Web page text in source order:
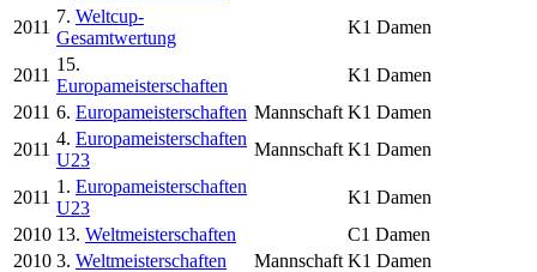
2011
7. Weltcup-
Gesamtwertung
K1 Damen
2011
15.
Europameisterschaften
K1 Damen
2011 6. Europameisterschaften Mannschaft K1 Damen
2011
4. Europameisterschaften
U23
Mannschaft K1 Damen
2011
1. Europameisterschaften
U23
K1 Damen
2010 13. Weltmeisterschaften
C1 Damen
2010 3. Weltmeisterschaften Mannschaft K1 Damen